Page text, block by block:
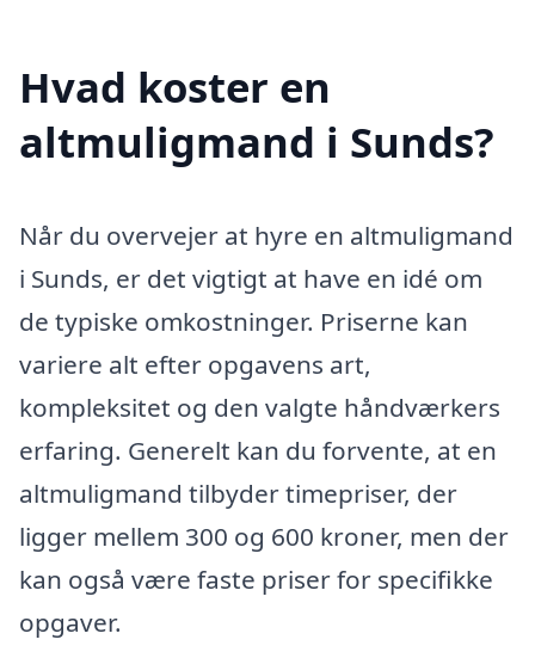
Hvad koster en
altmuligmand i Sunds?
Når du overvejer at hyre en altmuligmand
i Sunds, er det vigtigt at have en idé om
de typiske omkostninger. Priserne kan
variere alt efter opgavens art,
kompleksitet og den valgte håndværkers
erfaring. Generelt kan du forvente, at en
altmuligmand tilbyder timepriser, der
ligger mellem 300 og 600 kroner, men der
kan også være faste priser for specifikke
opgaver.